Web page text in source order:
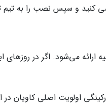
کنید و سپس نصب را به تیم
می‌شود. اگر در روزهای
اولویت اصلی کاویان